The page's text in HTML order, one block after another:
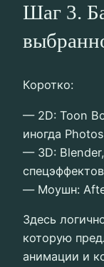
Шаг 3.
Коротко:
— 2D: Toon
иногда
— 3D:
— Моушн:
Здесь
которую
анимации и